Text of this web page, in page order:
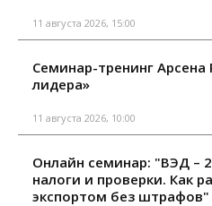
11 августа 2026, 15:00
Семинар-тренинг
лидера»
11 августа 2026, 10:00
Онлайн семинар: "ВЭД –
налоги и проверки. Как
экспортом без штрафов"